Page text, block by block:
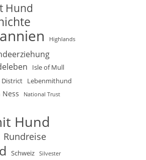
Hund
Highlands
Isle of Mull
District Lebenmithund
Ness National Trust
Hund
Rundreise
Schweiz Silvester